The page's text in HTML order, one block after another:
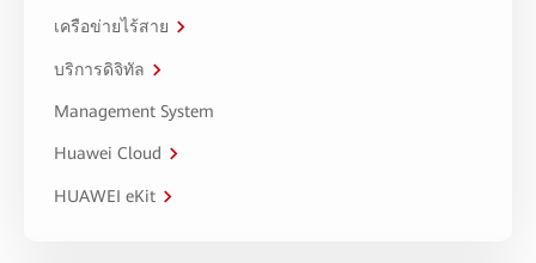
เครือข่ายไร้สาย
บริการดิจิทัล
Management System
Huawei Cloud
HUAWEI eKit